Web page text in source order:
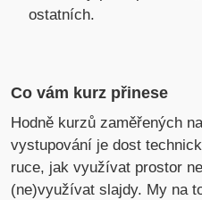
ostatních.
Co vám kurz přinese
Hodně kurzů zaměřených
vystupování je dost
ruce, jak využívat prostor
(ne)využívat slajdy. My na